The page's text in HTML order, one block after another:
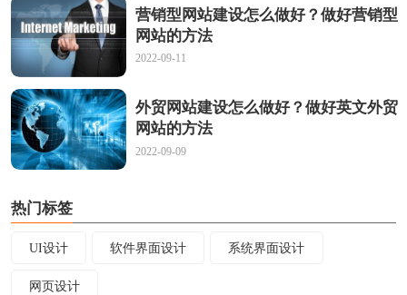
营销型网站建设怎么做好？做好营销型
网站的方法
2022-09-11
外贸网站建设怎么做好？做好英文外贸
网站的方法
2022-09-09
热门标签
UI设计 软件界面设计 系统界面设计
网页设计